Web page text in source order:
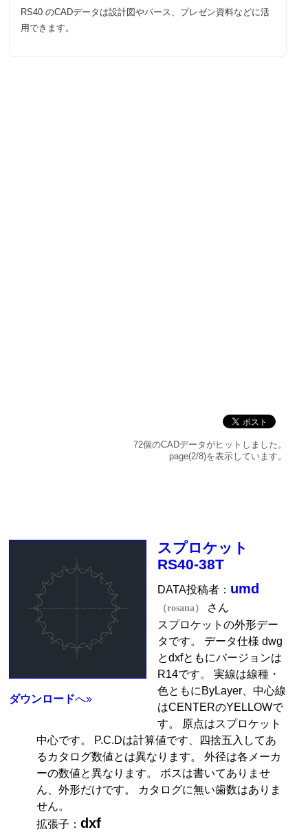
RS40 のCADデータは設計図やパース、プレゼン資料などに活
用できます。
72個のCADデータがヒットしました。
page(2/8)を表示しています。
ダウンロードへ»
スプロケット
RS40-38T
DATA投稿者： umd
（rosana）
さん
スプロケットの外形デー
タです。 データ仕様 dwg
とdxfともにバージョンは
R14です。 実線は線種・
色ともにByLayer、中心線
はCENTERのYELLOWで
す。 原点はスプロケット
中心です。 P.C.Dは計算値です、四捨五入してあ
るカタログ数値とは異なります。 外径は各メーカ
ーの数値と異なります。 ボスは書いてありませ
ん、外形だけです。 カタログに無い歯数はありま
せん。
拡張子：dxf